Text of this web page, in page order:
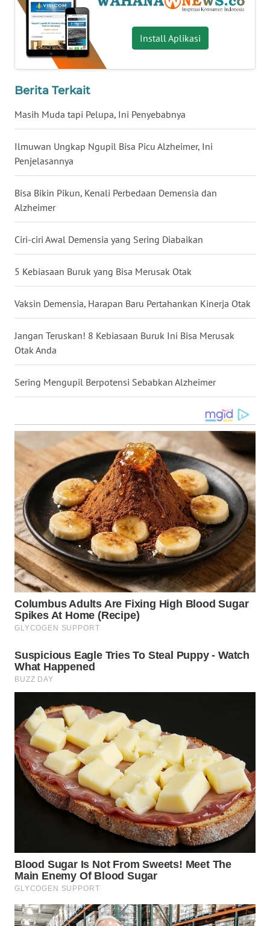
Install Aplikasi
Berita Terkait
Masih Muda tapi Pelupa, Ini Penyebabnya
Ilmuwan Ungkap Ngupil Bisa Picu Alzheimer, Ini
Penjelasannya
Bisa Bikin Pikun, Kenali Perbedaan Demensia dan
Alzheimer
Ciri-ciri Awal Demensia yang Sering Diabaikan
5 Kebiasaan Buruk yang Bisa Merusak Otak
Vaksin Demensia, Harapan Baru Pertahankan Kinerja Otak
Jangan Teruskan! 8 Kebiasaan Buruk Ini Bisa Merusak
Otak Anda
Sering Mengupil Berpotensi Sebabkan Alzheimer
WN
BABEL
WN
SUMSEL
WN
BENGKULU
WN
LAMPUNG
WN
JATENG
WN
NUSANTARA
JOGJA
JATIM
BALI
WN
KALBAR
WN
KALTENG
WN
KALTARA
WN
KALSEL
KALTIM
GORONTALO
WN
SULUT
WN
MALUT
WN